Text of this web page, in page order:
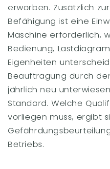
erworben. Zusätzlich
Befähigung ist eine
Maschine erforderlich,
Bedienung,
Eigenheiten
Beauftragung durch
jährlich neu
Standard. Welche
vorliegen muss, ergibt
Betriebs.